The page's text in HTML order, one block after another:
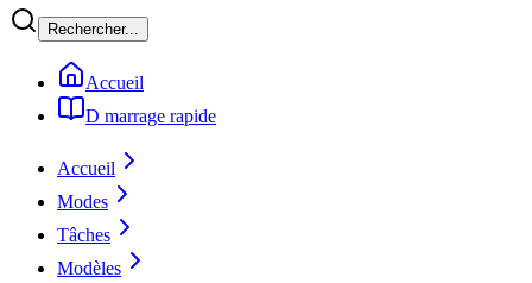
Rechercher...
Accueil
D marrage rapide
Accueil
Modes
Tâches
Modèles